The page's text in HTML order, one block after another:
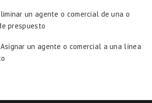
un agente o comercial de una o
prespuesto
un agente o comercial a una línea